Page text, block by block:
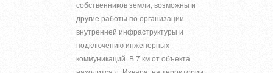
собственников земли, возможны и
другие работы по организации
внутренней инфраструктуры и
подключению инженерных
коммуникаций. В 7 км от объекта